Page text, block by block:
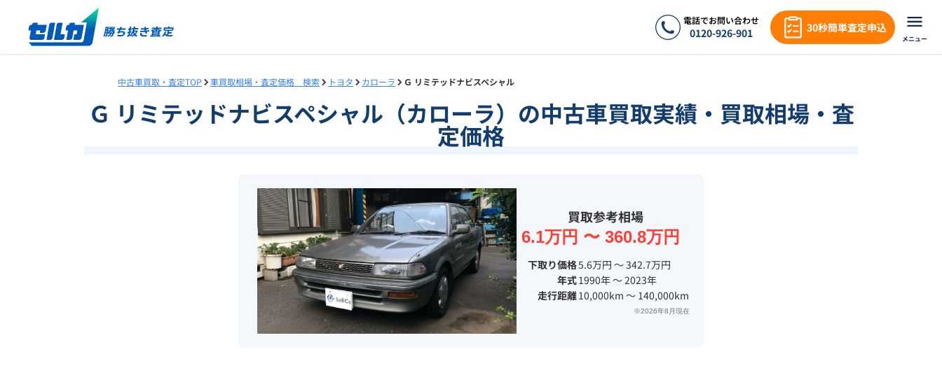
電話でお問い合わせ
0120-926-901 30秒簡単査定申込
メニュー
中古車買取・査定TOP 車買取相場・査定価格 検索 トヨタ カローラ Ｇ リミテッドナビスペシャル
Ｇ リミテッドナビスペシャル（カローラ）の中古車買取実績・買取相場・査
定価格
買取参考相場
6.1万円 〜 360.8万円
下取り価格5.6万円 〜 342.7万円
年式1990年 〜 2023年
走行距離10,000km 〜 140,000km
※2026年8月現在